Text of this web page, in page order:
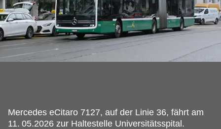
Mercedes eCitaro 7127, auf der Linie 36, fährt am
11. 05.2026 zur Haltestelle Universitätsspital.